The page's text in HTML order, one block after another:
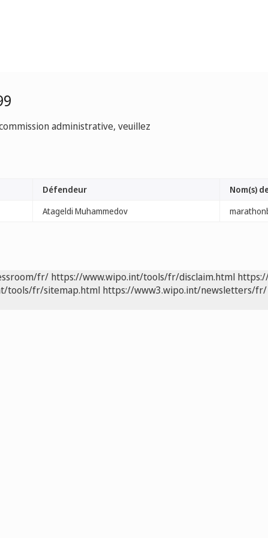
administrative, veuillez
Défendeur Nom(s)
Atageldi Muhammedov
fr/ https://www.wipo.int/tools/fr/disclaim.html
tools/fr/sitemap.html https://www3.wipo.int/newsletters/fr/